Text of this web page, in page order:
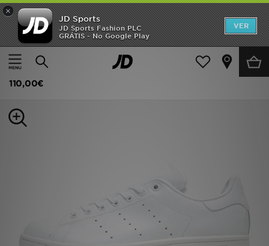
×
JD Sports
JD Sports Fashion PLC
GRÁTIS - No Google Play
VER
Página principal
Homem Calçado de Homem Sapatilhas
adidas Originals Stan Smith
110,00€
INÍCIO
Promoções
MULHER
FUTEBOL JD